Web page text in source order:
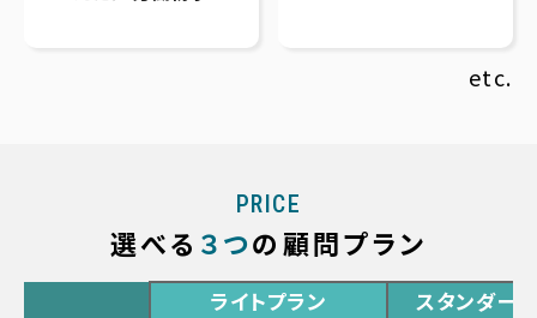
etc.
PRICE
選べる ３つの顧問プラン
ライトプラン スタンダー